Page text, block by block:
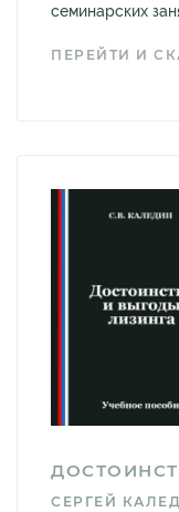
семинарских
ПЕРЕЙТИ И
СЕРГЕЙ